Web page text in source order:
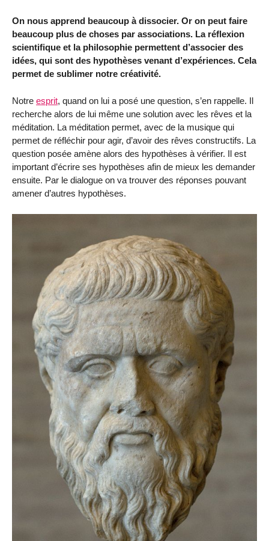
On nous apprend beaucoup à dissocier. Or on peut faire
beaucoup plus de choses par associations. La réflexion
scientifique et la philosophie permettent d’associer des
idées, qui sont des hypothèses venant d’expériences. Cela
permet de sublimer notre créativité.
Notre esprit, quand on lui a posé une question, s’en rappelle. Il
recherche alors de lui même une solution avec les rêves et la
méditation. La méditation permet, avec de la musique qui
permet de réfléchir pour agir, d’avoir des rêves constructifs. La
question posée amène alors des hypothèses à vérifier. Il est
important d’écrire ses hypothèses afin de mieux les demander
ensuite. Par le dialogue on va trouver des réponses pouvant
amener d’autres hypothèses.